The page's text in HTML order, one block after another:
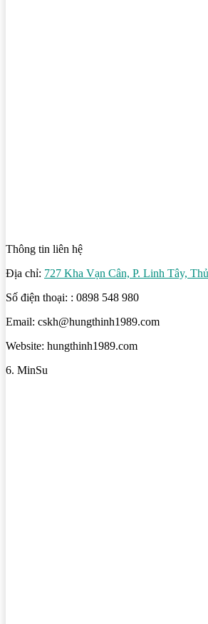
Thông tin liên hệ
Địa chỉ: 727 Kha Vạn Cân, P. Linh Tây,
Số điện thoại: : 0898 548 980
Email: cskh@hungthinh1989.com
Website: hungthinh1989.com
6. MinSu